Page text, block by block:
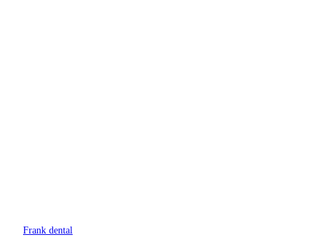
Frank dental